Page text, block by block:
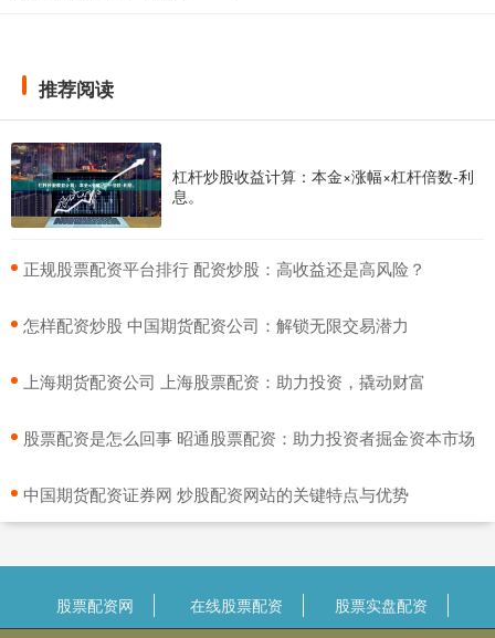
推荐阅读
杠杆炒股收益计算：本金×涨幅×杠杆倍数-利
息。
​正规股票配资平台排行 配资炒股：高收益还是高风险？
​怎样配资炒股 中国期货配资公司：解锁无限交易潜力
​上海期货配资公司 上海股票配资：助力投资，撬动财富
​股票配资是怎么回事 昭通股票配资：助力投资者掘金资本市场
​中国期货配资证券网 炒股配资网站的关键特点与优势
股票配资网 在线股票配资 股票实盘配资